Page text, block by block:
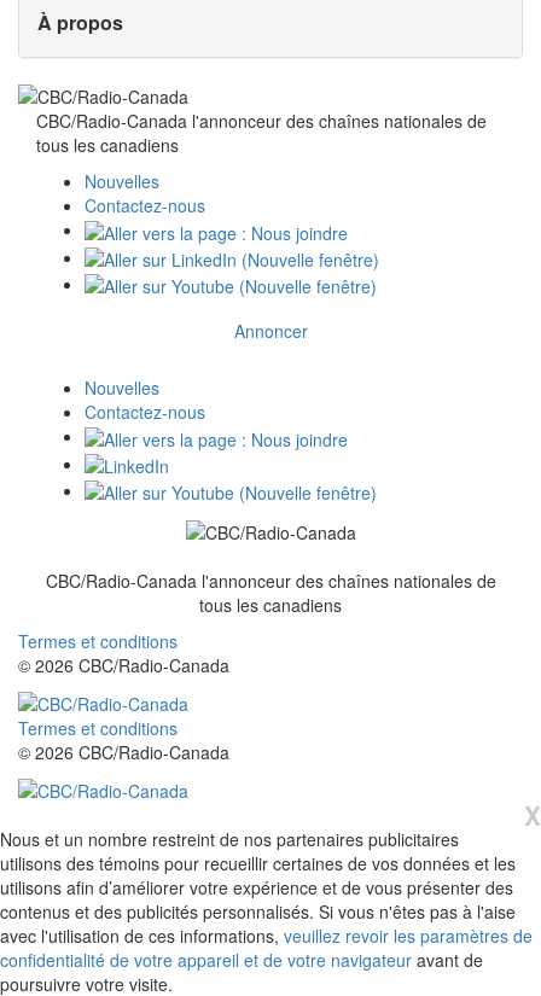
À propos
CBC/Radio-Canada l'annonceur des chaînes nationales de
tous les canadiens
Nouvelles
Contactez-nous
Annoncer
Nouvelles
Contactez-nous
CBC/Radio-Canada l'annonceur des chaînes nationales de
tous les canadiens
Termes et conditions
© 2026 CBC/Radio-Canada
Termes et conditions
© 2026 CBC/Radio-Canada
X
Nous et un nombre restreint de nos partenaires publicitaires
utilisons des témoins pour recueillir certaines de vos données et les
utilisons afin d’améliorer votre expérience et de vous présenter des
contenus et des publicités personnalisés. Si vous n'êtes pas à l'aise
avec l'utilisation de ces informations, veuillez revoir les paramètres de
confidentialité de votre appareil et de votre navigateur avant de
poursuivre votre visite.